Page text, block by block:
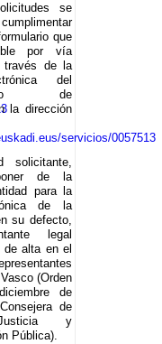
se
que
por vía
través de la
del
de
la dirección
servicios/0057513
solicitante,
de la
para la
de la
su defecto,
legal
de alta en el
(Orden
de
de
y
Pública).